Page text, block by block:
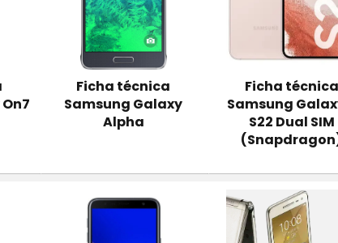
Ficha técnica
Samsung Galaxy
Alpha
Ficha técnica
Samsung
S22 Dual SIM